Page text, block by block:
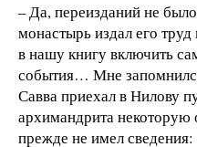
– Да, переизданий не
монастырь издал его
в нашу книгу включить
события… Мне
Савва приехал в Нилову
архимандрита некоторую
прежде не имел